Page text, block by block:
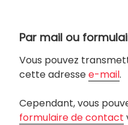
Par mail ou
Vous pouvez
cette adressee-mail.
Cependant, vous
formulaire de contact